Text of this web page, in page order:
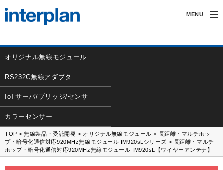
MENU
インタープランについて
カーアクセサリー
サポート
採用情報
オリジナル無線モジュール
RS232C無線アダプタ
IoTサーバ/ブリッジ/センサ
カラーセンサー
TOP >無線製品・受託開発 > オリジナル無線モジュール > 長距離・マルチホッ
プ・暗号化通信対応920MHz無線モジュール IM920sLシリーズ > 長距離・マルチ
ホップ・暗号化通信対応920MHz無線モジュール IM920sL【ワイヤーアンテナ】